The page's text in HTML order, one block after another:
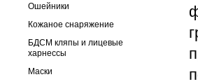
Ошейники
Кожаное снаряжение
БДСМ кляпы и лицевые
харнессы
Маски